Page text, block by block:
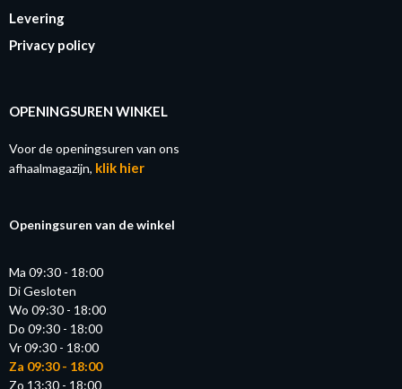
Levering
Privacy policy
OPENINGSUREN WINKEL
Voor de openingsuren van ons
afhaalmagazijn, klik hier
Openingsuren van de winkel
Ma 09:30 - 18:00
Di Gesloten
Wo 09:30 - 18:00
Do 09:30 - 18:00
Vr 09:30 - 18:00
Za 09:30 - 18:00
Zo 13:30 - 18:00